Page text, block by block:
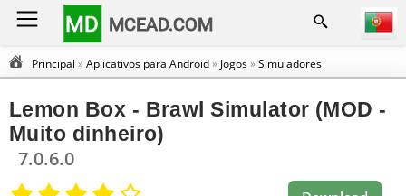
MD MCEAD.COM
Principal »Aplicativos para Android» Jogos»Simuladores
Lemon Box - Brawl Simulator (MOD -
Muito dinheiro)
7.0.6.0